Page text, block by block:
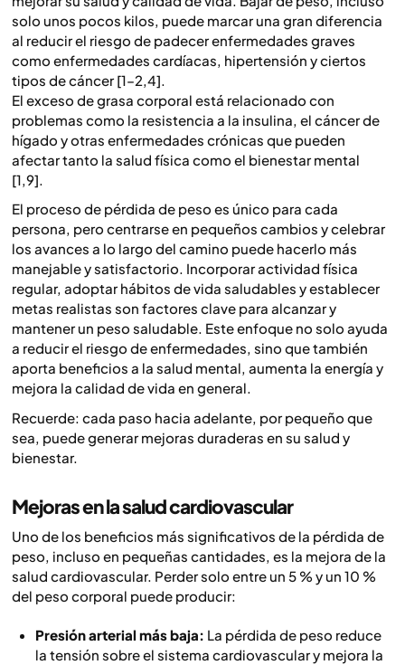
solo unos pocos kilos, puede marcar una gran diferencia
al reducir el riesgo de padecer enfermedades graves
como enfermedades cardíacas, hipertensión y ciertos
tipos de cáncer [1–2,4].
El exceso de grasa corporal está relacionado con
problemas como la resistencia a la insulina, el cáncer de
hígado y otras enfermedades crónicas que pueden
afectar tanto la salud física como el bienestar mental
[1,9].
El proceso de pérdida de peso es único para cada
persona, pero centrarse en pequeños cambios y celebrar
los avances a lo largo del camino puede hacerlo más
manejable y satisfactorio. Incorporar actividad física
regular, adoptar hábitos de vida saludables y establecer
metas realistas son factores clave para alcanzar y
mantener un peso saludable. Este enfoque no solo ayuda
a reducir el riesgo de enfermedades, sino que también
aporta beneficios a la salud mental, aumenta la energía y
mejora la calidad de vida en general.
Recuerde: cada paso hacia adelante, por pequeño que
sea, puede generar mejoras duraderas en su salud y
bienestar.
Mejoras en la salud cardiovascular
Uno de los beneficios más significativos de la pérdida de
peso, incluso en pequeñas cantidades, es la mejora de la
salud cardiovascular. Perder solo entre un 5 % y un 10 %
del peso corporal puede producir:
Presión arterial más baja: La pérdida de peso reduce
la tensión sobre el sistema cardiovascular y mejora la